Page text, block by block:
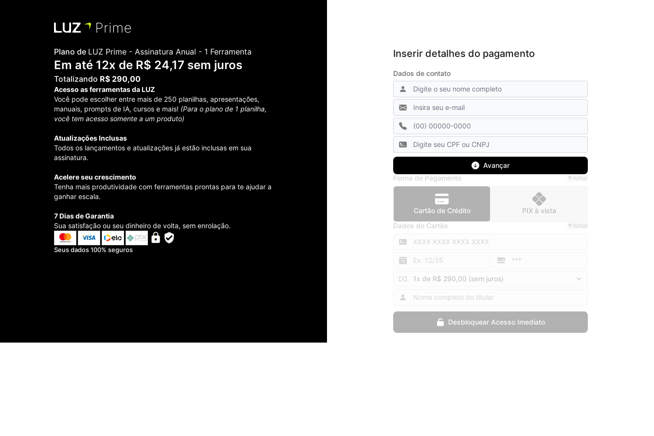
Plano de LUZ Prime - Assinatura Anual - 1 Ferramenta
Em até 12x de R$ 24,17 sem juros
Totalizando R$ 290,00
Acesso as ferramentas da LUZ
Você pode escolher entre mais de 250 planilhas, apresentações,
manuais, prompts de IA, cursos e mais! (Para o plano de 1 planilha,
você tem acesso somente a um produto)
Atualizações Inclusas
Todos os lançamentos e atualizações já estão inclusas em sua
assinatura.
Acelere seu crescimento
Tenha mais produtividade com ferramentas prontas para te ajudar a
ganhar escala.
7 Dias de Garantia
Sua satisfação ou seu dinheiro de volta, sem enrolação.
Seus dados 100% seguros
Inserir detalhes do pagamento
Dados de contato
Avançar
Forma de Pagamento
Voltar
Cartão de Crédito
PIX à vista
Dados do Cartão
Voltar
Desbloquear Acesso Imediato